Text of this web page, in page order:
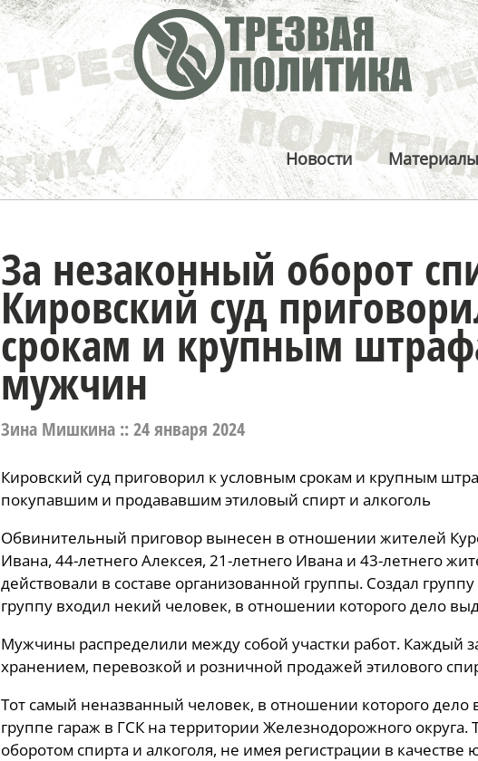
Новости Материалы
За незаконный оборот
Кировский суд
срокам и крупным
мужчин
Зина Мишкина ::24 января 2024
Кировский суд приговорил к условным срокам и крупным
покупавшим и продававшим этиловый спирт и алкоголь
Обвинительный приговор вынесен в отношении жителей
Ивана, 44-летнего Алексея, 21-летнего Ивана и 43-летнего
действовали в составе организованной группы. Создал
группу входил некий человек, в отношении которого дело
Мужчины распределили между собой участки работ. Каждый
хранением, перевозкой и розничной продажей этилового
Тот самый неназванный человек, в отношении которого дело
группе гараж в ГСК на территории Железнодорожного
оборотом спирта и алкоголя, не имея регистрации в